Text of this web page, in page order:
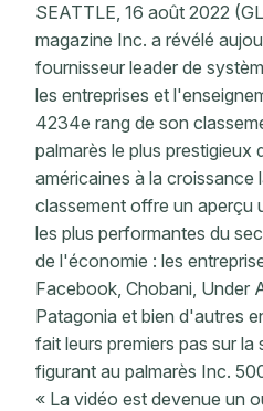
SEATTLE, 16 août 2022
magazine Inc. a révélé
fournisseur leader de
les entreprises et
4234e rang de son
palmarès le plus prestigieux
américaines à la croissance
classement offre un aperçu
les plus performantes du
de l'économie : les
Facebook, Chobani, Under
Patagonia et bien d'autres
fait leurs premiers pas sur la
figurant au palmarès Inc.
« La vidéo est devenue un